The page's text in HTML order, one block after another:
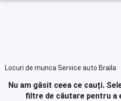
Locuri de munca Service auto Braila
Nu am găsit ceea ce cauți.
filtre de căutare pentru a